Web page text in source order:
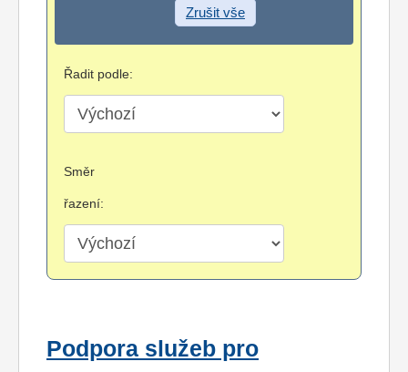
Zrušit vše
Řadit podle:
Směr
řazení:
Podpora služeb pro